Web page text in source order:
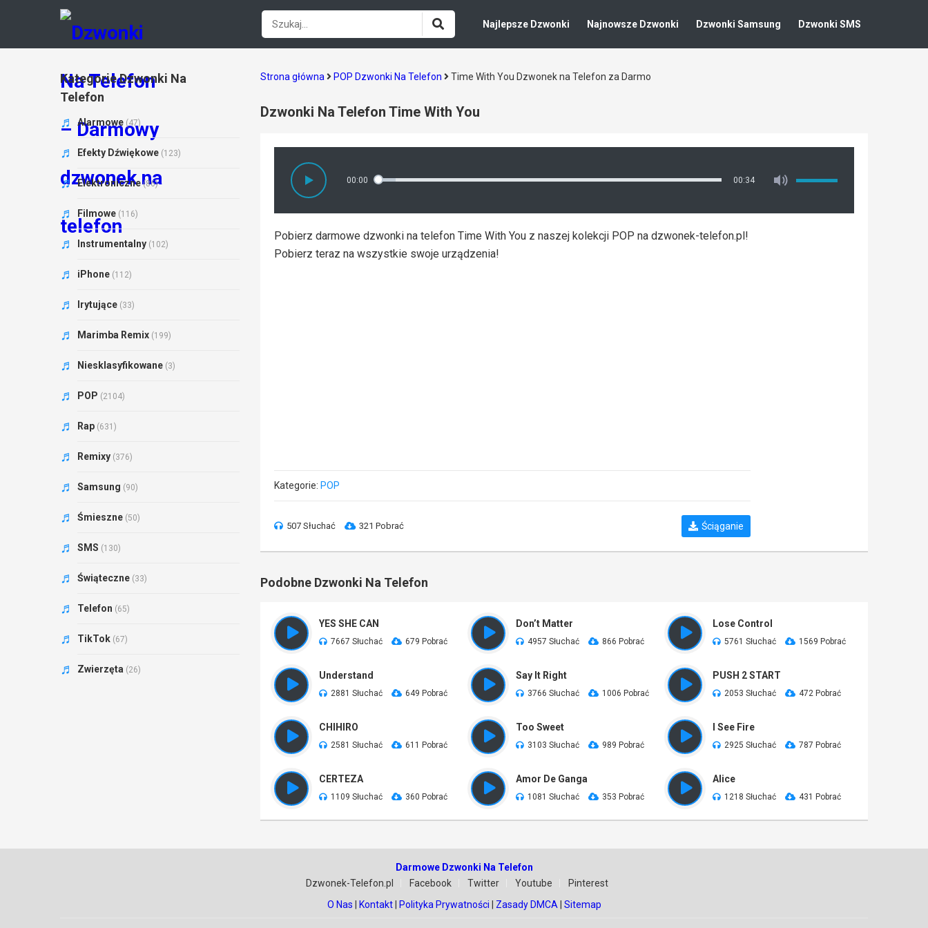
Najlepsze Dzwonki Najnowsze Dzwonki Dzwonki Samsung Dzwonki SMS
Strona główna POP Dzwonki Na Telefon Time With You Dzwonek na Telefon za Darmo
Dzwonki Na Telefon Time With You
00:00 00:34
Pobierz darmowe dzwonki na telefon Time With You z naszej kolekcji POP na dzwonek-telefon.pl!
Pobierz teraz na wszystkie swoje urządzenia!
Kategorie: POP
507 Słuchać 321 Pobrać Ściąganie
Podobne Dzwonki Na Telefon
YES SHE CAN
7667 Słuchać 679 Pobrać
Don’t Matter
4957 Słuchać 866 Pobrać
Lose Control
5761 Słuchać 1569 Pobrać
Understand
2881 Słuchać 649 Pobrać
Say It Right
3766 Słuchać 1006 Pobrać
PUSH 2 START
2053 Słuchać 472 Pobrać
CHIHIRO
2581 Słuchać 611 Pobrać
Too Sweet
3103 Słuchać 989 Pobrać
I See Fire
2925 Słuchać 787 Pobrać
CERTEZA
1109 Słuchać 360 Pobrać
Amor De Ganga
1081 Słuchać 353 Pobrać
Alice
1218 Słuchać 431 Pobrać
Kategorie Dzwonki Na
Telefon
Alarmowe (47)
Efekty Dźwiękowe (123)
Elektroniczne (86)
Filmowe (116)
Instrumentalny (102)
iPhone (112)
Irytujące (33)
Marimba Remix (199)
Niesklasyfikowane (3)
POP (2104)
Rap (631)
Remixy (376)
Samsung (90)
Śmieszne (50)
SMS (130)
Świąteczne (33)
Telefon (65)
TikTok (67)
Zwierzęta (26)
Darmowe Dzwonki Na Telefon
Dzwonek-Telefon.pl
Facebook Twitter Youtube
Pinterest
O Nas
Kontakt| Polityka Prywatności Zasady DMCA Sitemap